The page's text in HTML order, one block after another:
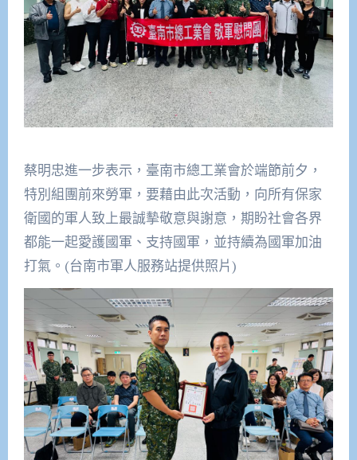
蔡明忠進一步表示，臺南市總工業會於端節前夕，
特別組團前來勞軍，要藉由此次活動，向所有保家
衛國的軍人致上最誠摰敬意與謝意，期盼社會各界
都能一起愛護國軍、支持國軍，並持續為國軍加油
打氣。(台南市軍人服務站提供照片)